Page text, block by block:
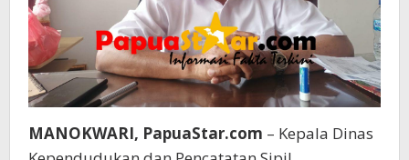
MANOKWARI, PapuaStar.com – Kepala Dinas